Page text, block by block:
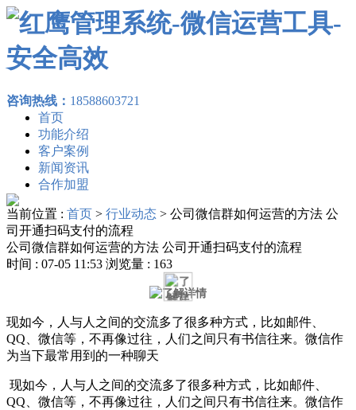
咨询热线： 18588603721
首页
功能介绍
客户案例
新闻资讯
合作加盟
当前位置 : 首页 > 行业动态 > 公司微信群如何运营的方法 公
司开通扫码支付的流程
公司微信群如何运营的方法 公司开通扫码支付的流程
时间 : 07-05 11:53 浏览量 : 163
现如今，人与人之间的交流多了很多种方式，比如邮件、
QQ、微信等，不再像过往，人们之间只有书信往来。微信作
为当下最常用到的一种聊天
现如今，人与人之间的交流多了很多种方式，比如邮件、
QQ、微信等，不再像过往，人们之间只有书信往来。微信作